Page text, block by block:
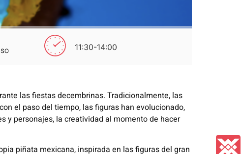
11:30-14:00
las fiestas decembrinas. Tradicionalmente, las
el paso del tiempo, las figuras han evolucionado,
y personajes, la creatividad al momento de hacer
piñata mexicana, inspirada en las figuras del gran